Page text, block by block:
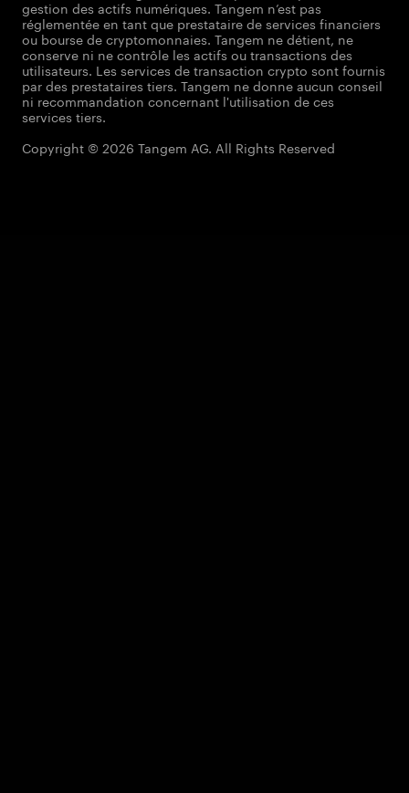
gestion des actifs numériques. Tangem n’est pas
réglementée en tant que prestataire de services financiers
ou bourse de cryptomonnaies. Tangem ne détient, ne
conserve ni ne contrôle les actifs ou transactions des
utilisateurs. Les services de transaction crypto sont fournis
par des prestataires tiers. Tangem ne donne aucun conseil
ni recommandation concernant l'utilisation de ces
services tiers.